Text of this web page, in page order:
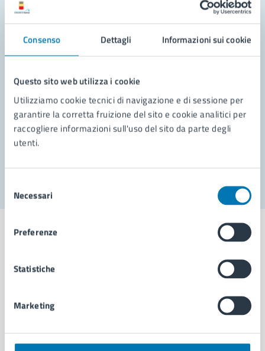
Consenso Dettagli Informazioni sui cookie
Questo sito web utilizza i cookie
Utilizziamo cookie tecnici di navigazione e di sessione per
garantire la corretta fruizione del sito e cookie analitici per
raccogliere informazioni sull'uso del sito da parte degli
utenti.
delNecessari
Preferenze
Statistiche
Marketing
Leggi le domande frequenti
Richiedi assistenza
Prenota appuntamento
Problemi in città
Comune di Napoli
AMMINISTRAZIONE
Organi di governo